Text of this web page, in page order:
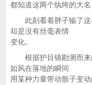
都知道这两个纨绔的大名
此刻看着胖子输了这
却是没有丝毫表情
变化。
根据护目镜勘测而来
如风在落地的瞬间
用某种力量带动骰子变